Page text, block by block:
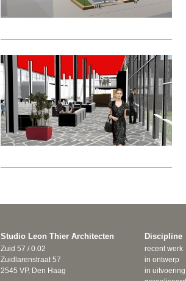
Studio Leon Thier Architecten
Zuid 57 / 0.02
Zuidlarenstraat 57
2545 VP, Den Haag
Discipline
recent werk
in ontwerp
in uitvoering